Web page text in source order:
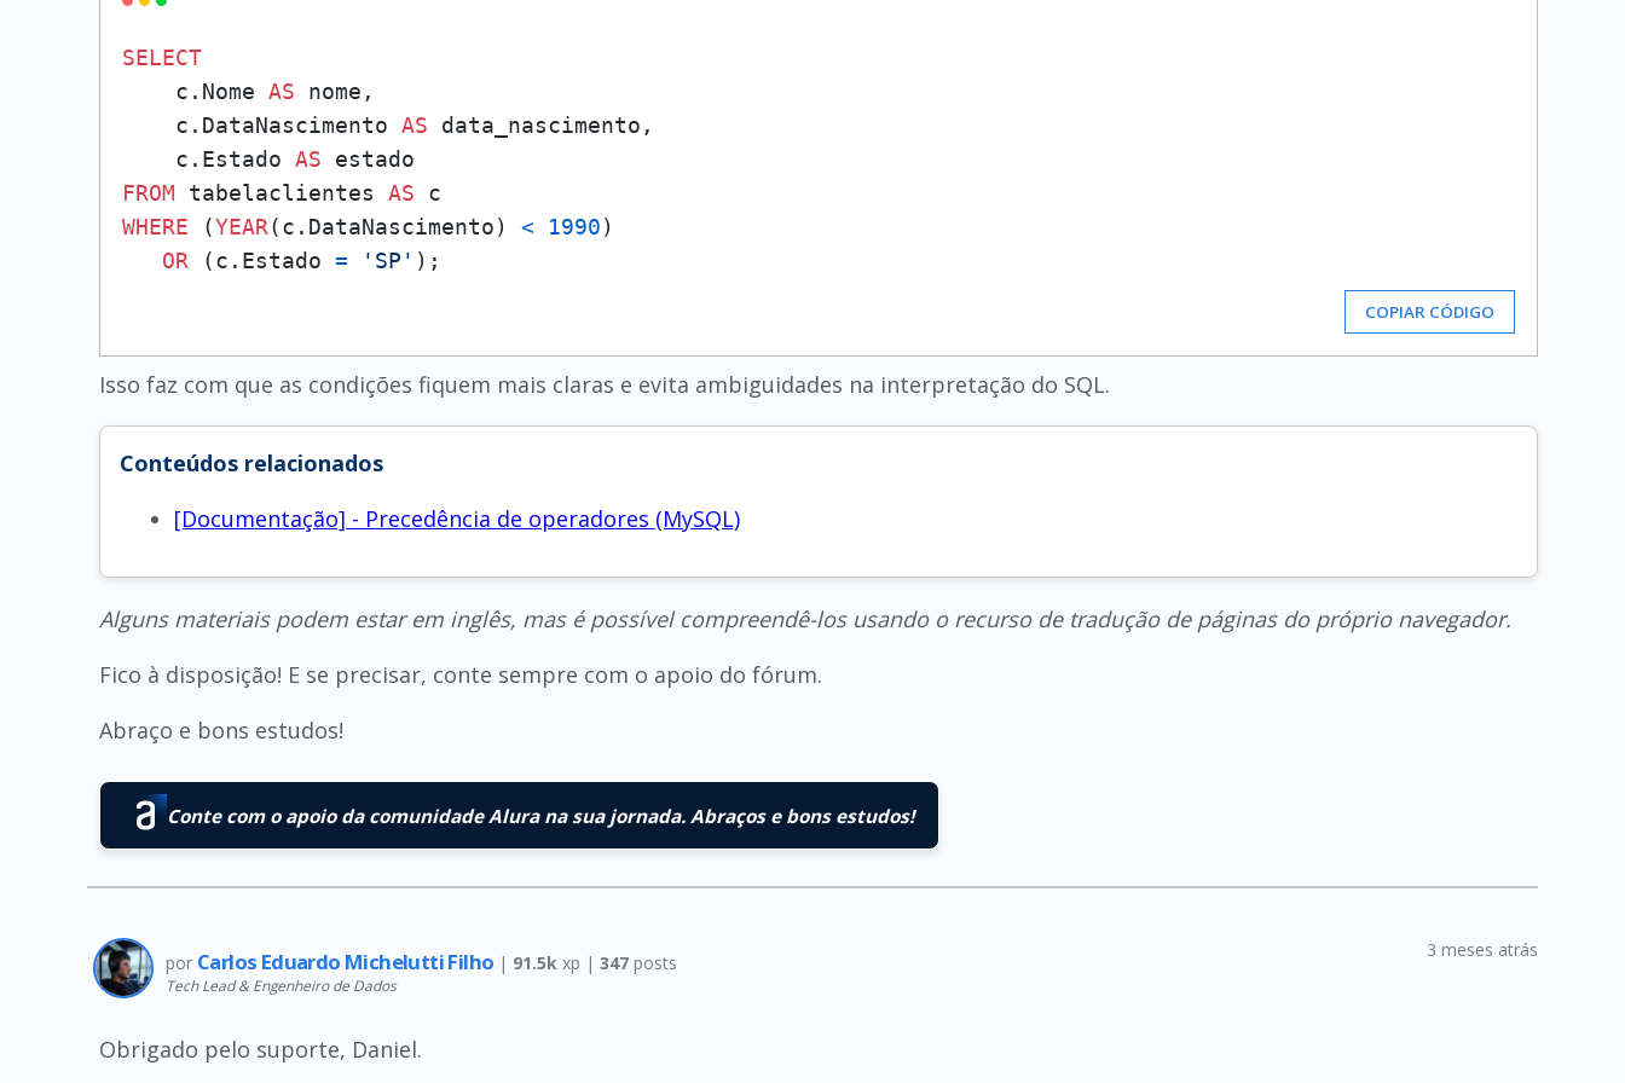
SELECT
    c.Nome
AS nome,
    c.DataNascimento
AS data_nascimento,
    c.Estado
AS
FROM tabelaclientes AS
WHERE (YEAR(c.DataNascimento) < 1990)
OR (c.Estado = 'SP'
COPIAR CÓDIGO
Isso faz com que as condições fiquem mais claras e evita ambiguidades na interpretação do SQL.
Conteúdos relacionados
[Documentação] - Precedência de operadores (MySQL)
Alguns materiais podem estar em inglês, mas é possível compreendê-los usando o recurso de tradução de páginas do próprio navegador.
Fico à disposição! E se precisar, conte sempre com o apoio do fórum.
Abraço e bons estudos!
Conte com o apoio da comunidade Alura na sua jornada. Abraços e bons estudos!
por Carlos Eduardo Michelutti Filho | 91.5k xp | 347posts
Tech Lead & Engenheiro de Dados
3 meses atrás
Obrigado pelo suporte, Daniel.